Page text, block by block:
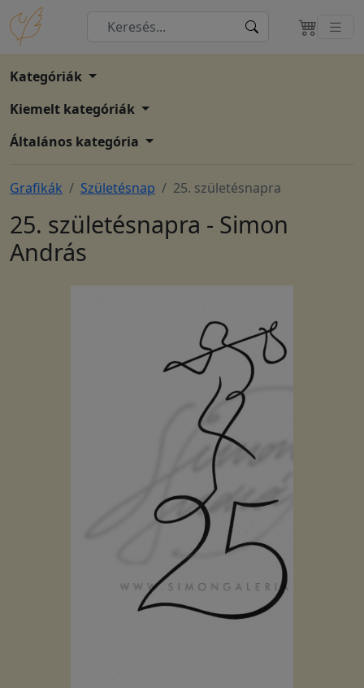
Kategóriák
Kiemelt kategóriák
Általános kategória
Grafikák Születésnap 25. születésnapra
25. születésnapra - Simon
András